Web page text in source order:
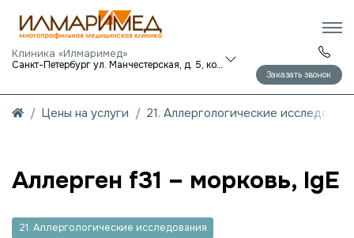
Клиника «Илмаримед»
Санкт-Петербург ул. Манчестерская, д. 5, корп. 1
Заказать звонок
Цены на услуги 21. Аллергологические
Аллерген f31 – морковь, IgE
21. Аллергологические исследования